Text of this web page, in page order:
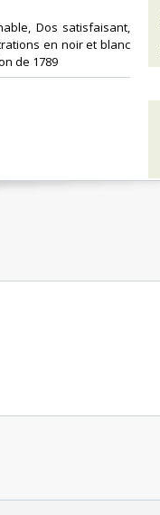
Dos satisfaisant,
en noir et blanc
de 1789‎